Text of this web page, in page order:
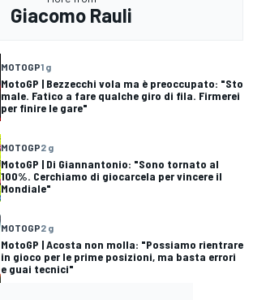
Giacomo Rauli
MOTOGP1 g
MotoGP | Bezzecchi vola ma è preoccupato: "Sto
male. Fatico a fare qualche giro di fila. Firmerei
per finire le gare"
MOTOGP2 g
MotoGP | Di Giannantonio: "Sono tornato al
100%. Cerchiamo di giocarcela per vincere il
Mondiale"
MOTOGP2 g
MotoGP | Acosta non molla: "Possiamo rientrare
in gioco per le prime posizioni, ma basta errori
e guai tecnici"